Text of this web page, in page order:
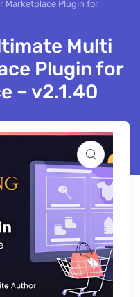
Marketplace Plugin for
Multi
Plugin for
– v2.1.40